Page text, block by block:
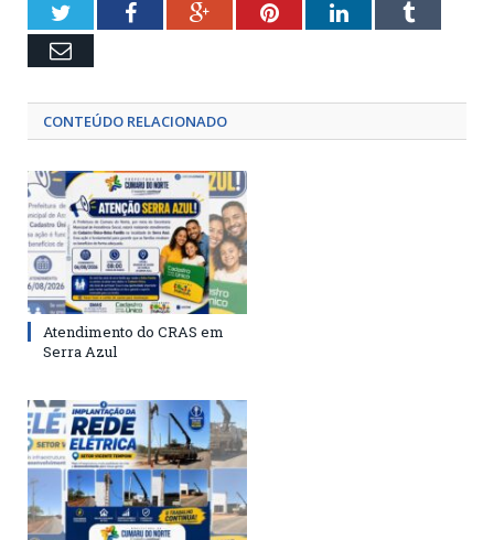
TwitterFacebookGoogle+PinterestLinkedInTumblr
Email
CONTEÚDO RELACIONADO
Atendimento do CRAS em
Serra Azul